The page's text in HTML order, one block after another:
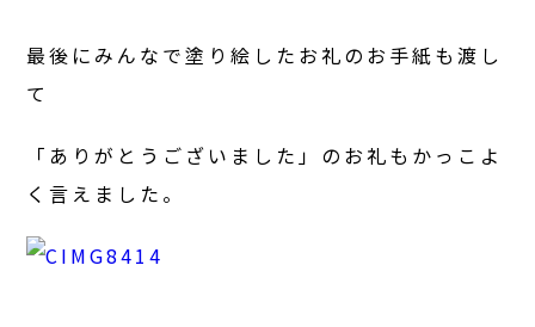
最後にみんなで塗り絵したお礼のお手紙も渡し
て
「ありがとうございました」のお礼もかっこよ
く言えました。